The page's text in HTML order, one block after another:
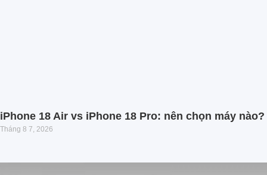
iPhone 18 Air vs iPhone 18 Pro: nên chọn máy nào?
Tháng 8 7, 2026